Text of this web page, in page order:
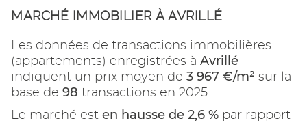
MARCHÉ IMMOBILIER À AVRILLÉ
Les données de transactions immobilières
(appartements) enregistrées à Avrillé
indiquent un prix moyen de 3 967 €/m² sur la
base de 98 transactions en 2025.
Le marché est en hausse de 2,6 % par rapport